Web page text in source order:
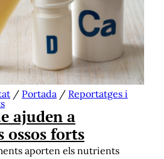
/ Portada / Reportatges i
ajuden a
ossos forts
aporten els nutrients